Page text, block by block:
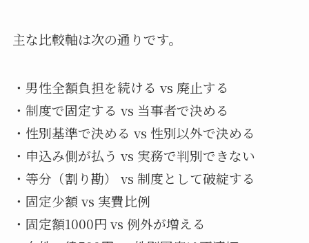
主な比較軸は次の通りです。
・男性全額負担を続ける vs 廃止する
・制度で固定する vs 当事者で決める
・性別基準で決める vs 性別以外で決める
・申込み側が払う vs 実務で判別できない
・等分（割り勘） vs 制度として破綻する
・固定少額 vs 実費比例
・固定額1000円 vs 例外が増える